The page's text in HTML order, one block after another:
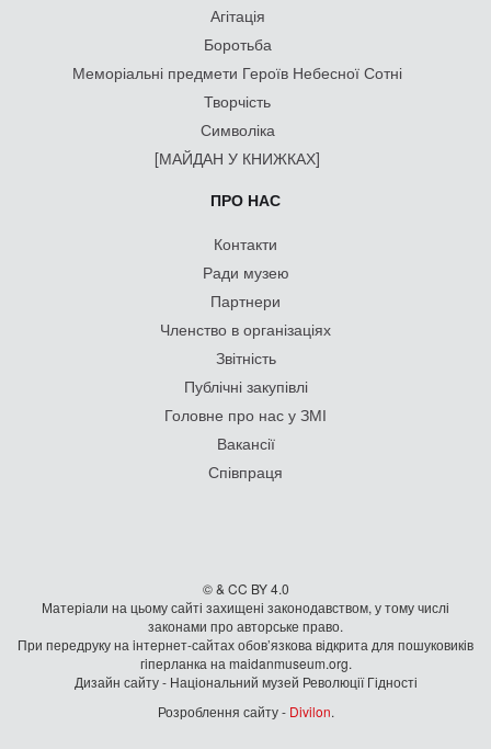
Агітація
Боротьба
Меморіальні предмети Героїв Небесної Сотні
Творчість
Символіка
[МАЙДАН У КНИЖКАХ]
ПРО НАС
Контакти
Ради музею
Партнери
Членство в організаціях
Звітність
Публічні закупівлі
Головне про нас у ЗМІ
Вакансії
Співпраця
© & CC BY 4.0
Матеріали на цьому сайті захищені законодавством, у тому числі
законами про авторське право.
При передруку на iнтернет-сайтах обов’язкова відкрита для пошуковиків
гiперланка на maidanmuseum.org.
Дизайн сайту - Національний музей Революції Гідності
Розроблення сайту - Divilon.